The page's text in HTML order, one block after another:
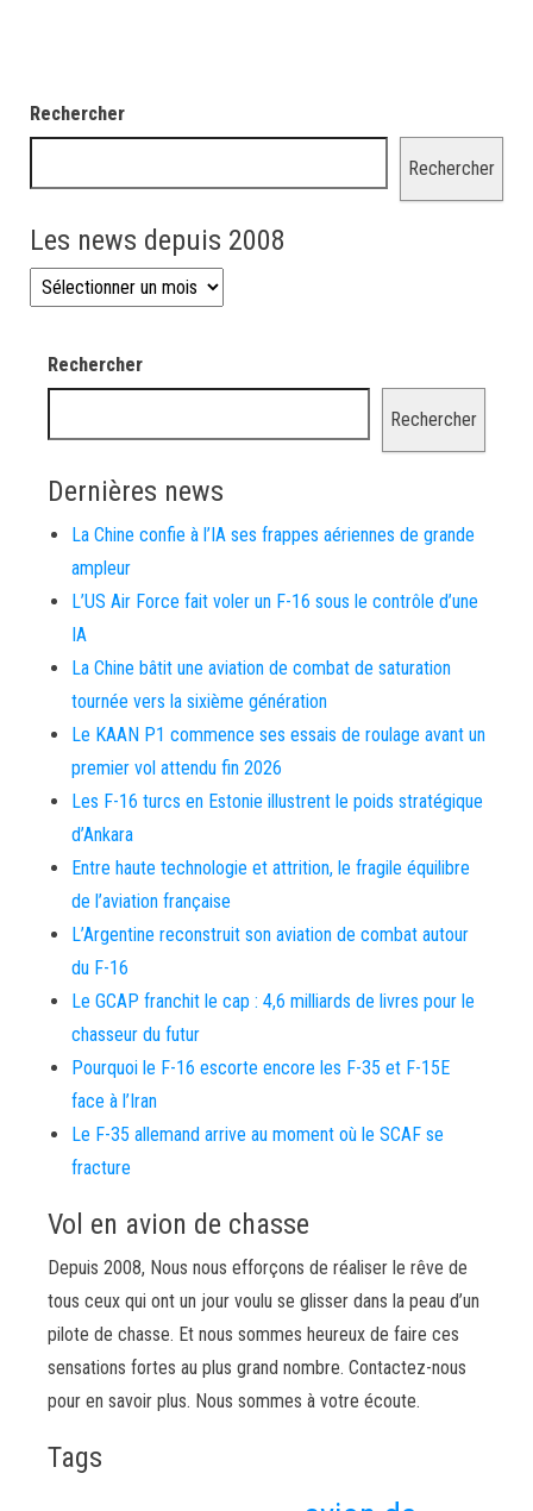
Rechercher
Rechercher
Les news depuis 2008
Les news depuis 2008
Rechercher
Rechercher
Dernières news
La Chine confie à l’IA ses frappes aériennes de grande
ampleur
L’US Air Force fait voler un F-16 sous le contrôle d’une
IA
La Chine bâtit une aviation de combat de saturation
tournée vers la sixième génération
Le KAAN P1 commence ses essais de roulage avant un
premier vol attendu fin 2026
Les F-16 turcs en Estonie illustrent le poids stratégique
d’Ankara
Entre haute technologie et attrition, le fragile équilibre
de l’aviation française
L’Argentine reconstruit son aviation de combat autour
du F-16
Le GCAP franchit le cap : 4,6 milliards de livres pour le
chasseur du futur
Pourquoi le F-16 escorte encore les F-35 et F-15E
face à l’Iran
Le F-35 allemand arrive au moment où le SCAF se
fracture
Vol en avion de chasse
Depuis 2008, Nous nous efforçons de réaliser le rêve de
tous ceux qui ont un jour voulu se glisser dans la peau d’un
pilote de chasse. Et nous sommes heureux de faire ces
sensations fortes au plus grand nombre. Contactez-nous
pour en savoir plus. Nous sommes à votre écoute.
Tags